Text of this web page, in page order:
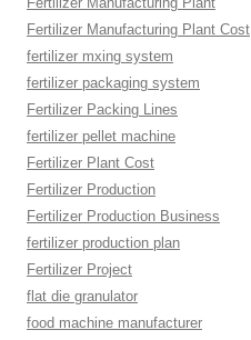
Fertilizer Manufacturing Plant Cost
fertilizer mxing system
fertilizer packaging system
Fertilizer Packing Lines
fertilizer pellet machine
Fertilizer Plant Cost
Fertilizer Production
Fertilizer Production Business
fertilizer production plan
Fertilizer Project
flat die granulator
food machine manufacturer